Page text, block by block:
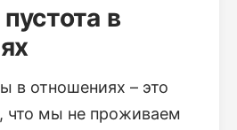
в
в отношениях – это
что мы не проживаем